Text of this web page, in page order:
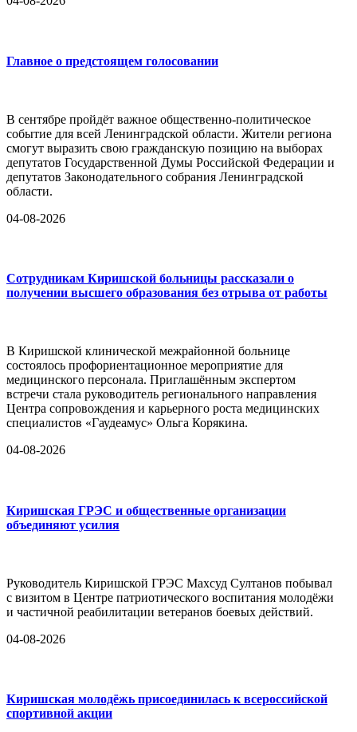
Главное о предстоящем голосовании
В сентябре пройдёт важное общественно-политическое
событие для всей Ленинградской области. Жители региона
смогут выразить свою гражданскую позицию на выборах
депутатов Государственной Думы Российской Федерации и
депутатов Законодательного собрания Ленинградской
области.
04-08-2026
Сотрудникам Киришской больницы рассказали о
получении высшего образования без отрыва от работы
В Киришской клинической межрайонной больнице
состоялось профориентационное мероприятие для
медицинского персонала. Приглашённым экспертом
встречи стала руководитель регионального направления
Центра сопровождения и карьерного роста медицинских
специалистов «Гаудеамус» Ольга Корякина.
04-08-2026
Киришская ГРЭС и общественные организации
объединяют усилия
Руководитель Киришской ГРЭС Махсуд Султанов побывал
с визитом в Центре патриотического воспитания молодёжи
и частичной реабилитации ветеранов боевых действий.
04-08-2026
Киришская молодёжь присоединилась к всероссийской
спортивной акции